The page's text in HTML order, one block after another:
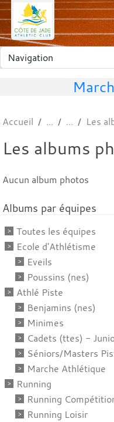
Accueil Les
Les albums
Aucun album photos
Albums par équipes
Toutes les équipes
Ecole d'Athlétisme
Eveils
Poussins (nes)
Athlé Piste
Benjamins (nes)
Minimes
Cadets (ttes) -
Séniors/Masters
Marche Athlétique
Running
Running
Running Loisir
Panneau de gestion des